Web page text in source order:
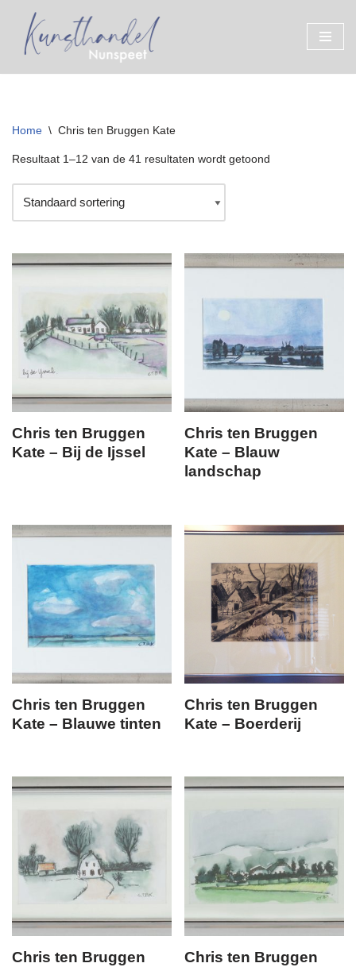
Ga
Home \ Chris ten Bruggen Kate
Resultaat 1–12 van de 41 resultaten wordt getoond
Chris ten Bruggen
Kate – Bij de Ijssel
Chris ten Bruggen
Kate – Blauw
landschap
Chris ten Bruggen
Kate – Blauwe tinten
Chris ten Bruggen
Kate – Boerderij
Chris ten Bruggen
Chris ten Bruggen